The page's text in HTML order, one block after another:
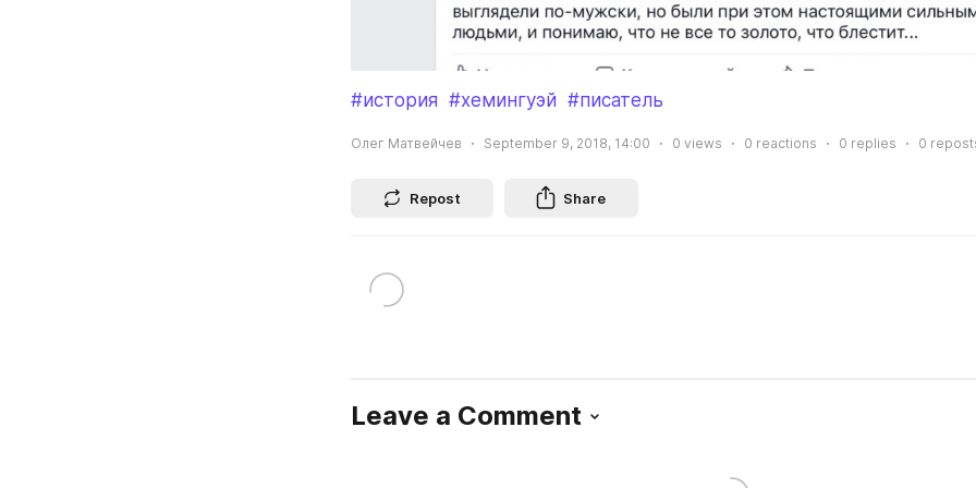
#история #хемингуэй #писатель
Олег Матвейчев September 9, 2018, 14:00 0 views 0 reactions 0 replies 0
Repost Share
Leave a Comment